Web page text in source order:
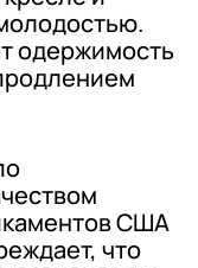
одержимость
США
что